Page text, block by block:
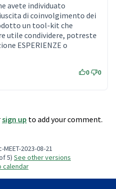
avete individuato
di coinvolgimento dei
un tool-kit che
utile condividere, potreste
ESPERIENZE o
0 0
sign up to add your comment.
2023-08-21
5)
see other versions
calendar